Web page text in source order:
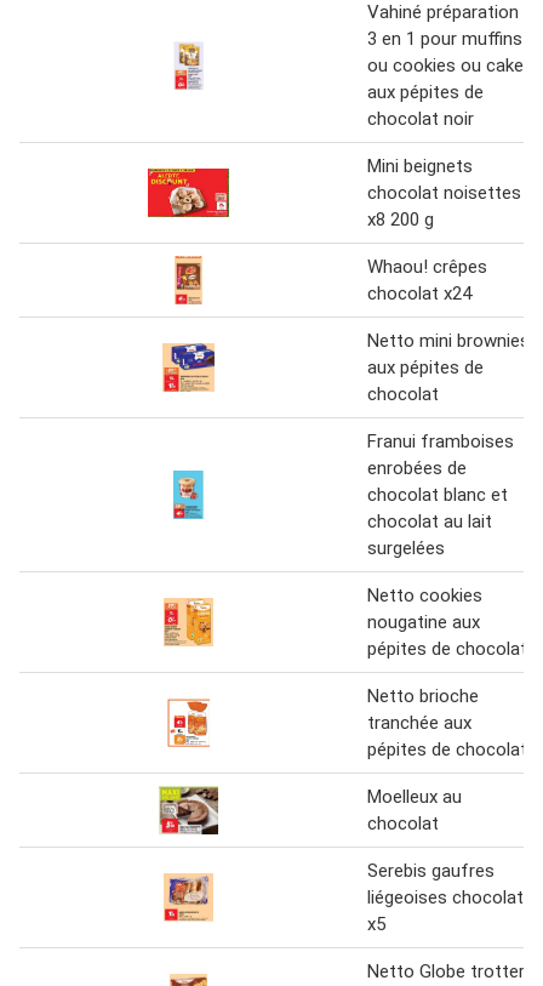
Vahiné préparation
3 en 1 pour muffins
ou cookies ou cake
aux pépites de
chocolat noir
Mini beignets
chocolat noisettes
x8 200 g
Whaou! crêpes
chocolat x24
Netto mini brownies
aux pépites de
chocolat
Franui framboises
enrobées de
chocolat blanc et
chocolat au lait
surgelées
Netto cookies
nougatine aux
pépites de chocolat
Netto brioche
tranchée aux
pépites de chocolat
Moelleux au
chocolat
Serebis gaufres
liégeoises chocolat
x5
Netto Globe trotter